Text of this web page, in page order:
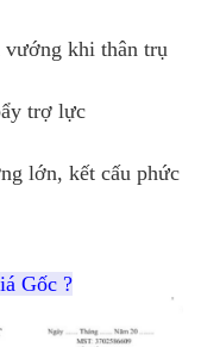
khi thân trụ
trợ lực
lớn, kết cấu phức
Gốc ?